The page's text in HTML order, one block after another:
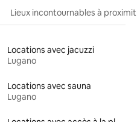
Lieux incontournables à
Locations avec jacuzzi
Lugano
Locations avec sauna
Lugano